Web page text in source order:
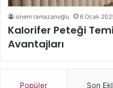
sinem ramazanoğlu 6 Ocak
Kalorifer Peteği
Avantajları
Popüler Son